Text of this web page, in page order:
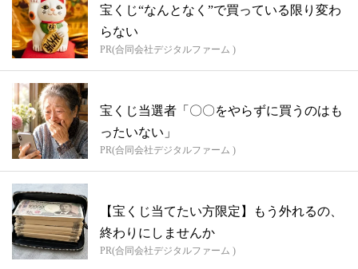
宝くじ“なんとなく”で買っている限り変わ
らない
PR(合同会社デジタルファーム )
宝くじ当選者「〇〇をやらずに買うのはも
ったいない」
PR(合同会社デジタルファーム )
【宝くじ当てたい方限定】もう外れるの、
終わりにしませんか
PR(合同会社デジタルファーム )